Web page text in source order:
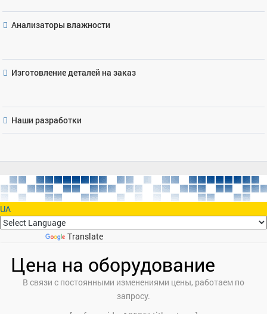
Анализаторы влажности
Изготовление деталей на заказ
Наши разработки
UA
Translate
Цена на оборудование
В связи с постоянными изменениями цены, работаем по
запросу.